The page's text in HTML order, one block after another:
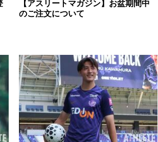
【アスリートマガジン】お盆期間中
のご注文について